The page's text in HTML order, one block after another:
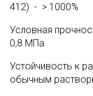
412) - > 1000%
Условная
0,8 МПа
Устойчивость к
обычным